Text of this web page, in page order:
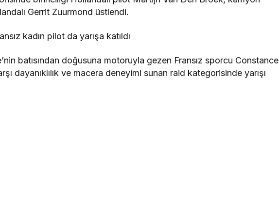
Gerrit Zuurmond üstlendi.
kadın pilot da yarışa katıldı
batısından doğusuna motoruyla gezen Fransız sporcu Constance
dayanıklılık ve macera deneyimi sunan raid kategorisinde yarışı